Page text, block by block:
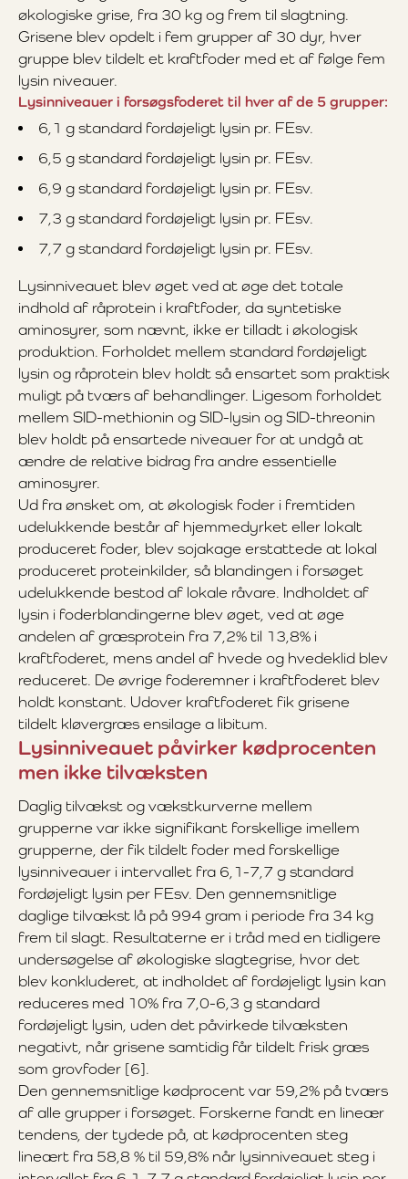
økologiske grise, fra 30 kg og frem til slagtning.
Grisene blev opdelt i fem grupper af 30 dyr, hver
gruppe blev tildelt et kraftfoder med et af følge fem
lysin niveauer.
Lysinniveauer i forsøgsfoderet til hver af de 5 grupper:
6,1 g standard fordøjeligt lysin pr. FEsv.
6,5 g standard fordøjeligt lysin pr. FEsv.
6,9 g standard fordøjeligt lysin pr. FEsv.
7,3 g standard fordøjeligt lysin pr. FEsv.
7,7 g standard fordøjeligt lysin pr. FEsv.
Lysinniveauet blev øget ved at øge det totale
indhold af råprotein i kraftfoder, da syntetiske
aminosyrer, som nævnt, ikke er tilladt i økologisk
produktion. Forholdet mellem standard fordøjeligt
lysin og råprotein blev holdt så ensartet som praktisk
muligt på tværs af behandlinger. Ligesom forholdet
mellem SID-methionin og SID-lysin og SID-threonin
blev holdt på ensartede niveauer for at undgå at
ændre de relative bidrag fra andre essentielle
aminosyrer.
Ud fra ønsket om, at økologisk foder i fremtiden
udelukkende består af hjemmedyrket eller lokalt
produceret foder, blev sojakage erstattede at lokal
produceret proteinkilder, så blandingen i forsøget
udelukkende bestod af lokale råvare. Indholdet af
lysin i foderblandingerne blev øget, ved at øge
andelen af græsprotein fra 7,2% til 13,8% i
kraftfoderet, mens andel af hvede og hvedeklid blev
reduceret. De øvrige foderemner i kraftfoderet blev
holdt konstant. Udover kraftfoderet fik grisene
tildelt kløvergræs ensilage a libitum.
Lysinniveauet påvirker kødprocenten
men ikke tilvæksten
Daglig tilvækst og vækstkurverne mellem
grupperne var ikke signifikant forskellige imellem
grupperne, der fik tildelt foder med forskellige
lysinniveauer i intervallet fra 6,1-7,7 g standard
fordøjeligt lysin per FEsv. Den gennemsnitlige
daglige tilvækst lå på 994 gram i periode fra 34 kg
frem til slagt. Resultaterne er i tråd med en tidligere
undersøgelse af økologiske slagtegrise, hvor det
blev konkluderet, at indholdet af fordøjeligt lysin kan
reduceres med 10% fra 7,0-6,3 g standard
fordøjeligt lysin, uden det påvirkede tilvæksten
negativt, når grisene samtidig får tildelt frisk græs
som grovfoder [6].
Den gennemsnitlige kødprocent var 59,2% på tværs
af alle grupper i forsøget. Forskerne fandt en lineær
tendens, der tydede på, at kødprocenten steg
lineært fra 58,8 % til 59,8% når lysinniveauet steg i